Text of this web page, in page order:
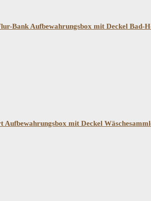
Bank Aufbewahrungsbox mit Deckel Bad-
mit Deckel